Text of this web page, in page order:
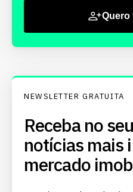
Quero
NEWSLETTER GRATUITA
Receba no
notícias mais
mercado